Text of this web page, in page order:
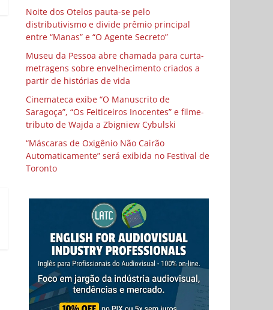
Noite dos Otelos pauta-se pelo
distributivismo e divide prêmio principal
entre “Manas” e “O Agente Secreto”
Museu da Pessoa abre chamada para curta-
metragens sobre envelhecimento criados a
partir de histórias de vida
Cinemateca exibe “O Manuscrito de
Saragoça”, “Os Feiticeiros Inocentes” e filme-
tributo de Wajda a Zbigniew Cybulski
“Máscaras de Oxigênio Não Cairão
Automaticamente” será exibida no Festival de
Toronto